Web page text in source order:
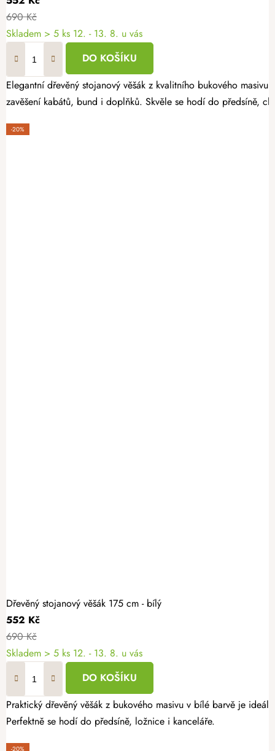
690 Kč
Skladem > 5 ks 12. - 13. 8. u vás
DO KOŠÍKU
Elegantní dřevěný stojanový věšák z kvalitního bukového
zavěšení kabátů, bund i doplňků. Skvěle se hodí do předsíně,
-20%
Dřevěný stojanový věšák 175 cm - bílý
552 Kč
690 Kč
Skladem > 5 ks 12. - 13. 8. u vás
DO KOŠÍKU
Praktický dřevěný věšák z bukového masivu v bílé barvě je
Perfektně se hodí do předsíně, ložnice i kanceláře.
-20%